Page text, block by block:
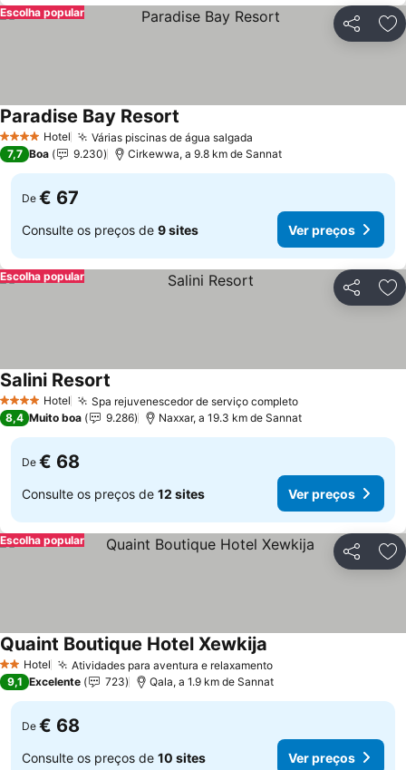
Partilhar
Escolha popular
4 EstrelasHotel Várias piscinas de água salgada
Paradise Bay Resort
7,7 Boa 9.230 Cirkewwa, a 9.8 km de Sannat
De € 67
Consulte os preços de 9 sites Ver preços
Partilhar
Escolha popular
4 EstrelasHotel Spa rejuvenescedor de serviço completoVer preços
Salini Resort
8,4 Muito boa 9.286 Naxxar, a 19.3 km de Sannat
De € 68
Consulte os preços de 12 sites Ver preços
Partilhar
Escolha popular
2 Estrelas
Hotel Atividades para aventura e relaxamentoVer preços
Quaint Boutique Hotel Xewkija
9,1 Excelente 723 Qala, a 1.9 km de Sannat
De € 68
Consulte os preços de 10 sites Ver preços